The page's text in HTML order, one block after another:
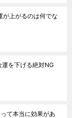
上がるのは何でな
を下げる絶対NG
て本当に効果があ